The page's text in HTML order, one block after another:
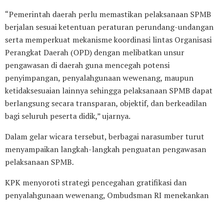
“Pemerintah daerah perlu memastikan pelaksanaan SPMB
berjalan sesuai ketentuan peraturan perundang-undangan
serta memperkuat mekanisme koordinasi lintas Organisasi
Perangkat Daerah (OPD) dengan melibatkan unsur
pengawasan di daerah guna mencegah potensi
penyimpangan, penyalahgunaan wewenang, maupun
ketidaksesuaian lainnya sehingga pelaksanaan SPMB dapat
berlangsung secara transparan, objektif, dan berkeadilan
bagi seluruh peserta didik,” ujarnya.
Dalam gelar wicara tersebut, berbagai narasumber turut
menyampaikan langkah-langkah penguatan pengawasan
pelaksanaan SPMB.
KPK menyoroti strategi pencegahan gratifikasi dan
penyalahgunaan wewenang, Ombudsman RI menekankan